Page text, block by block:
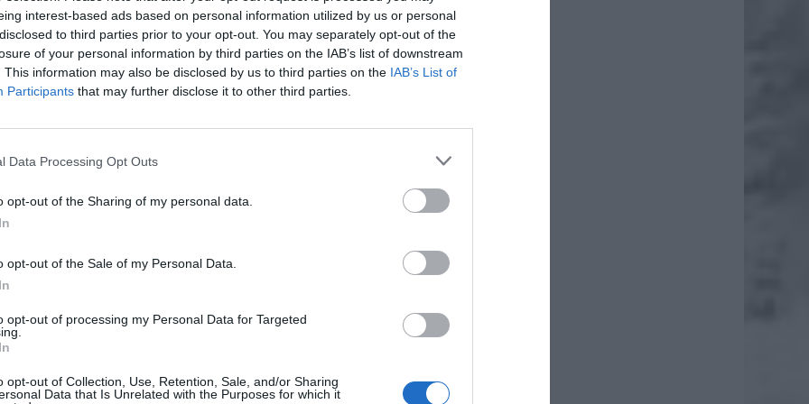
interest-based ads based on personal information utilized by us or personal
to third parties prior to your opt-out. You may separately opt-out of the
of your personal information by third parties on the IAB’s list of downstream
This information may also be disclosed by us to third parties on the IAB’s List of
Participants that may further disclose it to other third parties.
Data Processing Opt Outs
opt-out of the Sharing of my personal data.
opt-out of the Sale of my Personal Data.
opt-out of processing my Personal Data for Targeted
opt-out of Collection, Use, Retention, Sale, and/or Sharing
Data that Is Unrelated with the Purposes for which it
Fot. Meschanenkova_n / Instagram
tragiczne informacje z Mariupola. 11-letnia Katerina Diaczenko zginęła pod
swojego domu. O jej śmierci napisała trenerka Anastasia Meschanenkowa.